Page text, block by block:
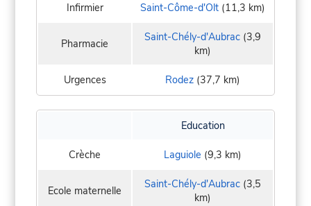
Infirmier Saint-Côme-d'Olt (11,3 km)
Pharmacie Saint-Chély-d'Aubrac (3,9
km)
Urgences Rodez (37,7 km)
Education
Crèche Laguiole (9,3 km)
Ecole maternelle Saint-Chély-d'Aubrac (3,5
km)